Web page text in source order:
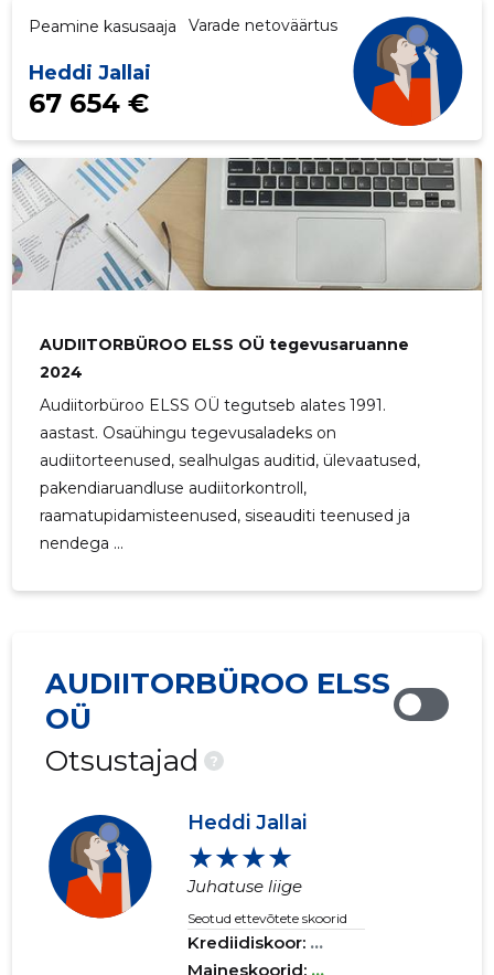
Peamine kasusaaja
Heddi Jallai
Varade netoväärtus
67 654 €
AUDIITORBÜROO ELSS OÜ tegevusaruanne
2024
Audiitorbüroo ELSS OÜ tegutseb alates 1991.
aastast. Osaühingu tegevusaladeks on
audiitorteenused, sealhulgas auditid, ülevaatused,
pakendiaruandluse audiitorkontroll,
raamatupidamisteenused, siseauditi teenused ja
nendega ...
AUDIITORBÜROO ELSS
OÜ
Otsustajad
?
Heddi Jallai
★★★★
Juhatuse liige
Seotud ettevõtete skoorid
Krediidiskoor: ...
Maineskoorid: ...